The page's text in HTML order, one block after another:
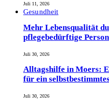
Juli 11, 2026
Gesundheit
Mehr Lebensqualität
pflegebedürftige
Juli 30, 2026
Alltagshilfe in Moers:
für ein
Juli 30, 2026